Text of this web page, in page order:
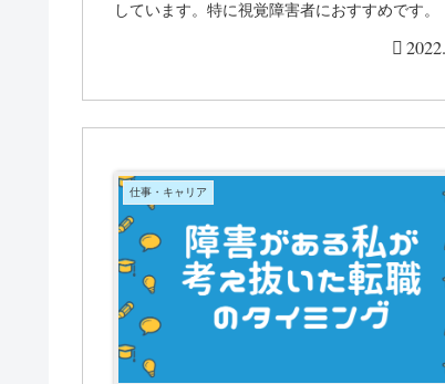
しています。特に視覚障害者におすすめです。
仕事・キャリア